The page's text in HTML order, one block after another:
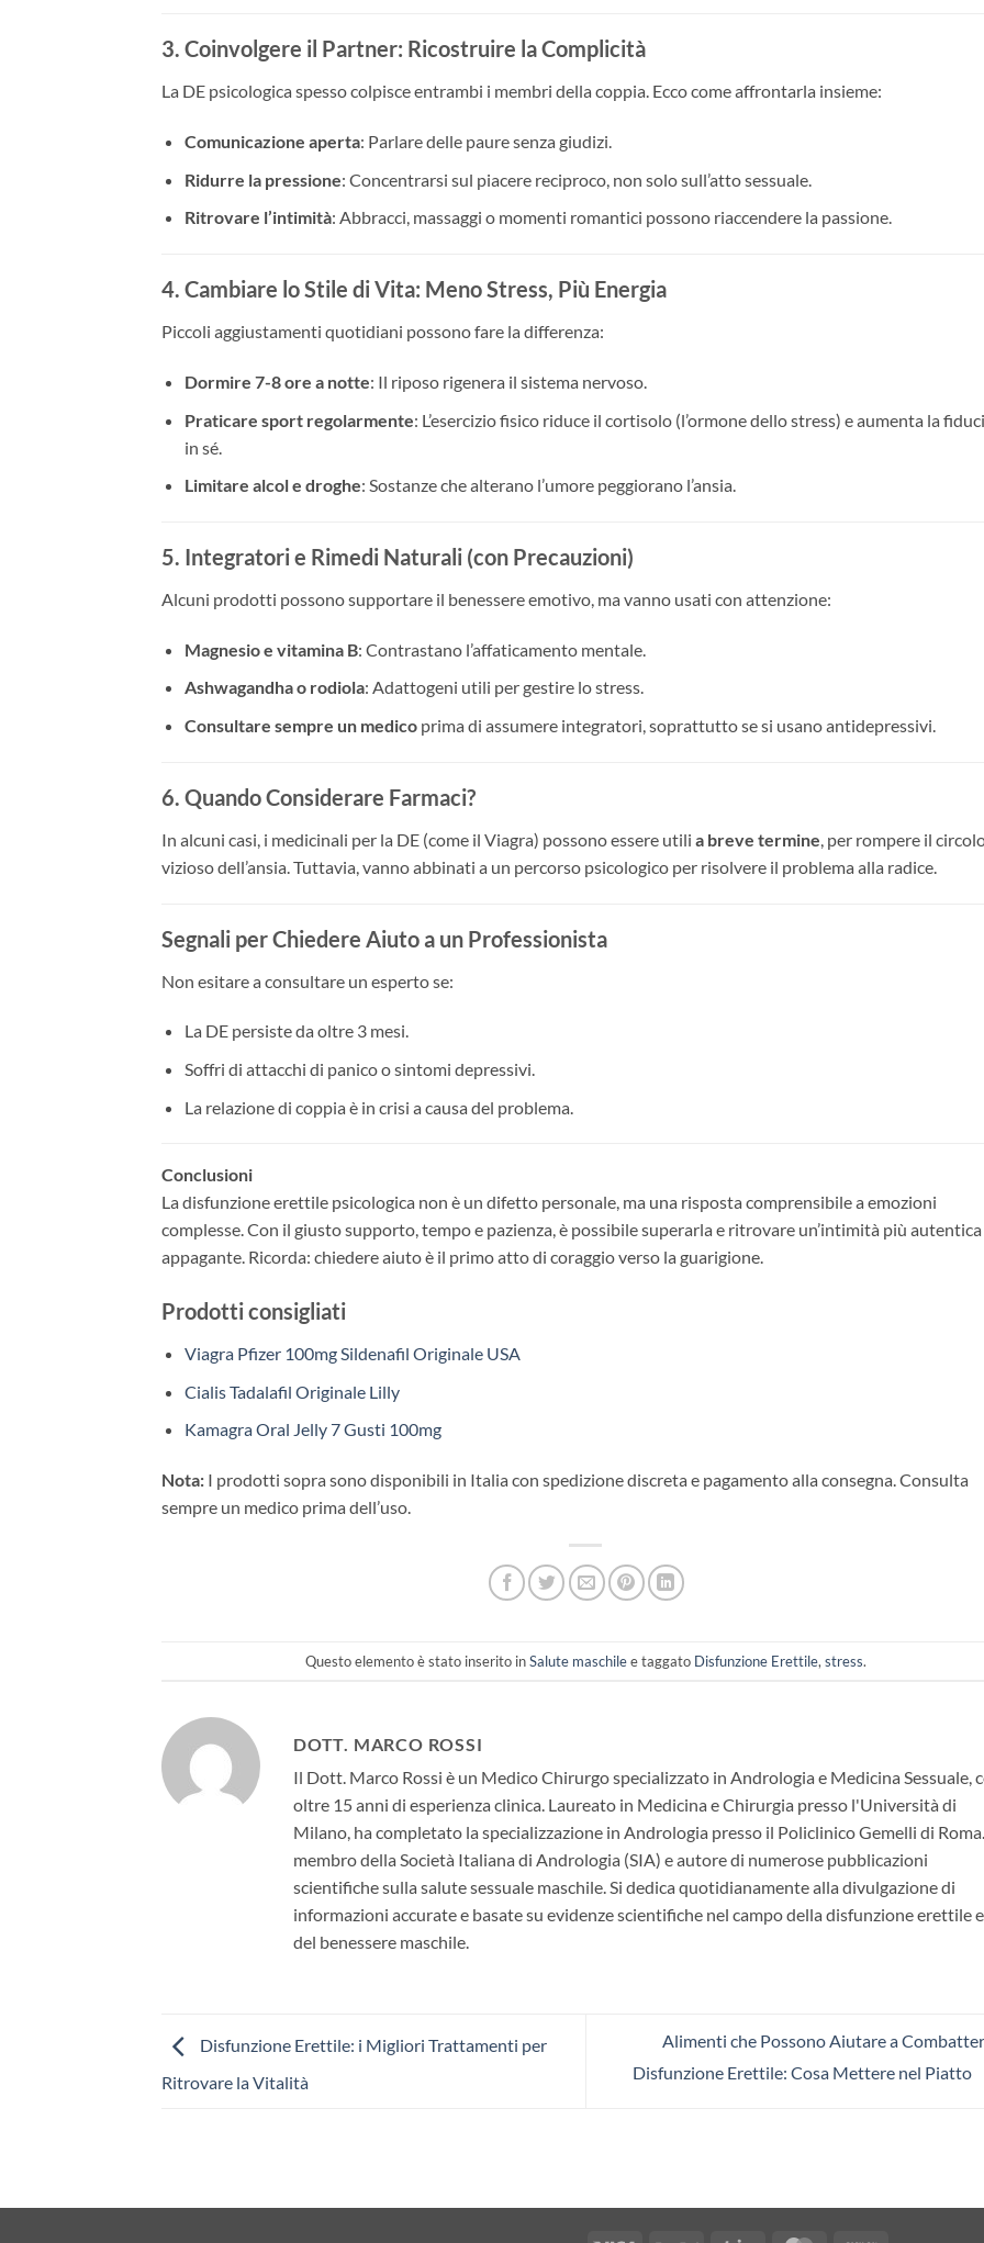
3. Coinvolgere il Partner: Ricostruire la Complicità
La DE psicologica spesso colpisce entrambi i membri della coppia. Ecco come affrontarla insieme:
Comunicazione aperta: Parlare delle paure senza giudizi.
Ridurre la pressione: Concentrarsi sul piacere reciproco, non solo sull’atto sessuale.
Ritrovare l’intimità: Abbracci, massaggi o momenti romantici possono riaccendere la passione.
4. Cambiare lo Stile di Vita: Meno Stress, Più Energia
Piccoli aggiustamenti quotidiani possono fare la differenza:
Dormire 7-8 ore a notte: Il riposo rigenera il sistema nervoso.
Praticare sport regolarmente: L’esercizio fisico riduce il cortisolo (l’ormone dello stress) e aumenta la
in sé.
Limitare alcol e droghe: Sostanze che alterano l’umore peggiorano l’ansia.
5. Integratori e Rimedi Naturali (con Precauzioni)
Alcuni prodotti possono supportare il benessere emotivo, ma vanno usati con attenzione:
Magnesio e vitamina B: Contrastano l’affaticamento mentale.
Ashwagandha o rodiola: Adattogeni utili per gestire lo stress.
Consultare sempre un medicoprima di assumere integratori, soprattutto se si usano antidepressivi.
6. Quando Considerare Farmaci?
In alcuni casi, i medicinali per la DE (come il Viagra) possono essere utili a breve termine , per rompere il
vizioso dell’ansia. Tuttavia, vanno abbinati a un percorso psicologico per risolvere il problema alla radice.
Segnali per Chiedere Aiuto a un Professionista
Non esitare a consultare un esperto se:
La DE persiste da oltre 3 mesi.
Soffri di attacchi di panico o sintomi depressivi.
La relazione di coppia è in crisi a causa del problema.
Conclusioni
La disfunzione erettile psicologica non è un difetto personale, ma una risposta comprensibile a emozioni
complesse. Con il giusto supporto, tempo e pazienza, è possibile superarla e ritrovare un’intimità più autentica
appagante. Ricorda: chiedere aiuto è il primo atto di coraggio verso la guarigione.
Prodotti consigliati
Viagra Pfizer 100mg Sildenafil Originale USA
Cialis Tadalafil Originale Lilly
Kamagra Oral Jelly 7 Gusti 100mg
Nota: I prodotti sopra sono disponibili in Italia con spedizione discreta e pagamento alla consegna. Consulta
sempre un medico prima dell’uso.
Questo elemento è stato inserito inSalute maschilee taggato Disfunzione Erettile, stress.
DOTT. MARCO ROSSI
Il Dott. Marco Rossi è un Medico Chirurgo specializzato in Andrologia e Medicina Sessuale,
oltre 15 anni di esperienza clinica. Laureato in Medicina e Chirurgia presso l'Università di
Milano, ha completato la specializzazione in Andrologia presso il Policlinico Gemelli di
membro della Società Italiana di Andrologia (SIA) e autore di numerose pubblicazioni
scientifiche sulla salute sessuale maschile. Si dedica quotidianamente alla divulgazione di
informazioni accurate e basate su evidenze scientifiche nel campo della disfunzione erettile e
del benessere maschile.
Disfunzione Erettile: i Migliori Trattamenti per
Ritrovare la Vitalità
Alimenti che Possono Aiutare a
Disfunzione Erettile: Cosa Mettere nel Piatto